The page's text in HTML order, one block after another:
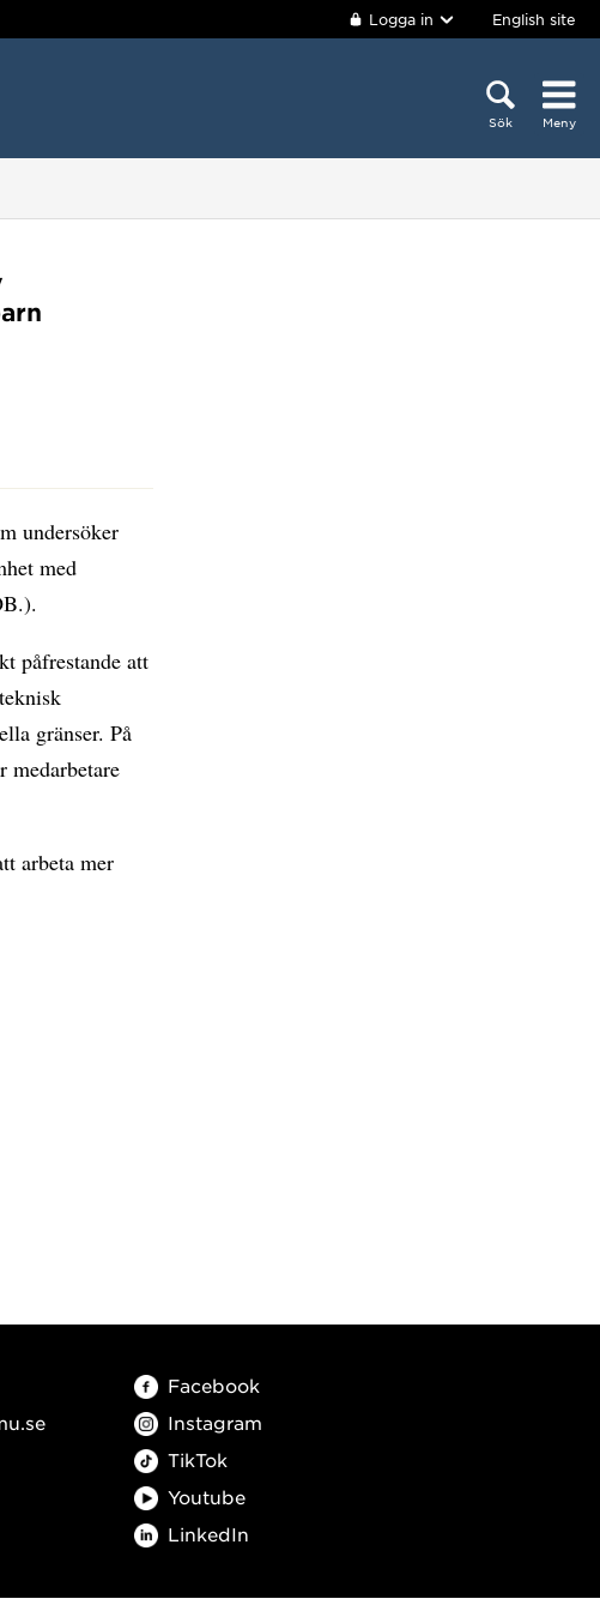
Logga in English site
Sök Meny
undersöker
med
påfrestande att
gränser. På
medarbetare
arbeta mer
Facebook
Instagram
TikTok
Youtube
LinkedIn